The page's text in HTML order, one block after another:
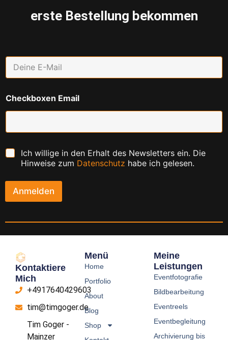
erste Bestellung bekommen
E
a
l
*
Checkboxen Email
C
c
b
x
n
Ich willige in den Erhalt des Newsletters ein. Die
Hinweise zum Datenschutz habe ich gelesen.
Anmelden
Kontaktiere
Mich
+4917640429603
tim@timgoger.de
Tim Goger -
Mainzer
Menü
Home
Portfolio
About
Blog
Shop
Meine
Leistungen
Eventfotografie
Bildbearbeitung
Eventreels
Eventbegleitung
Archivierung bis